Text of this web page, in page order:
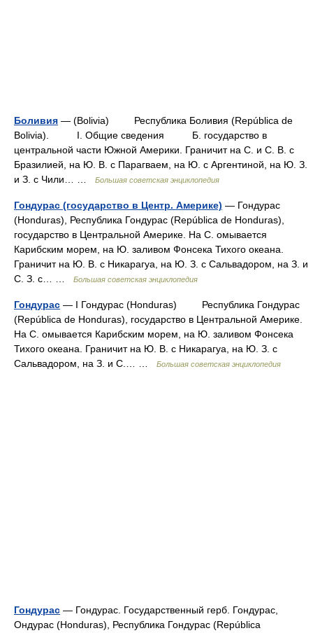
Боливия — (Bolivia) Республика Боливия (República de
Bolivia). I. Общие сведения Б. государство в
центральной части Южной Америки. Граничит на С. и С. В. с
Бразилией, на Ю. В. с Парагваем, на Ю. с Аргентиной, на Ю. З.
и З. с Чили… …
Большая советская энциклопедия
Гондурас (государство в Центр. Америке) — Гондурас
(Honduras), Республика Гондурас (República de Honduras),
государство в Центральной Америке. На С. омывается
Карибским морем, на Ю. заливом Фонсека Тихого океана.
Граничит на Ю. В. с Никарагуа, на Ю. З. с Сальвадором, на З. и
С. З. с… …
Большая советская энциклопедия
Гондурас — I Гондурас (Honduras) Республика Гондурас
(República de Honduras), государство в Центральной Америке.
На С. омывается Карибским морем, на Ю. заливом Фонсека
Тихого океана. Граничит на Ю. В. с Никарагуа, на Ю. З. с
Сальвадором, на З. и С.… …
Большая советская энциклопедия
Гондурас — Гондурас. Государственный герб. Гондурас,
Ондурас (Honduras), Республика Гондурас (República